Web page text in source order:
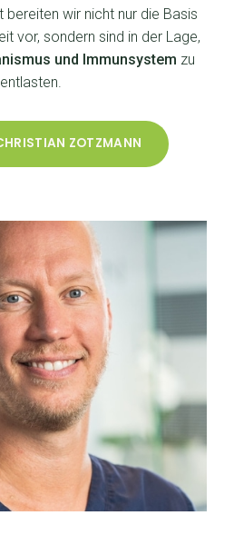
bereiten wir nicht nur die Basis
vor, sondern sind in der Lage,
und Immunsystem zu
entlasten.
ZOTZMANN